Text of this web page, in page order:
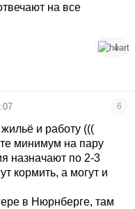
на все
1
6
и работу (((
минимум на пару
назначают по 2-3
кормить, а могут и
в Нюрнберге, там